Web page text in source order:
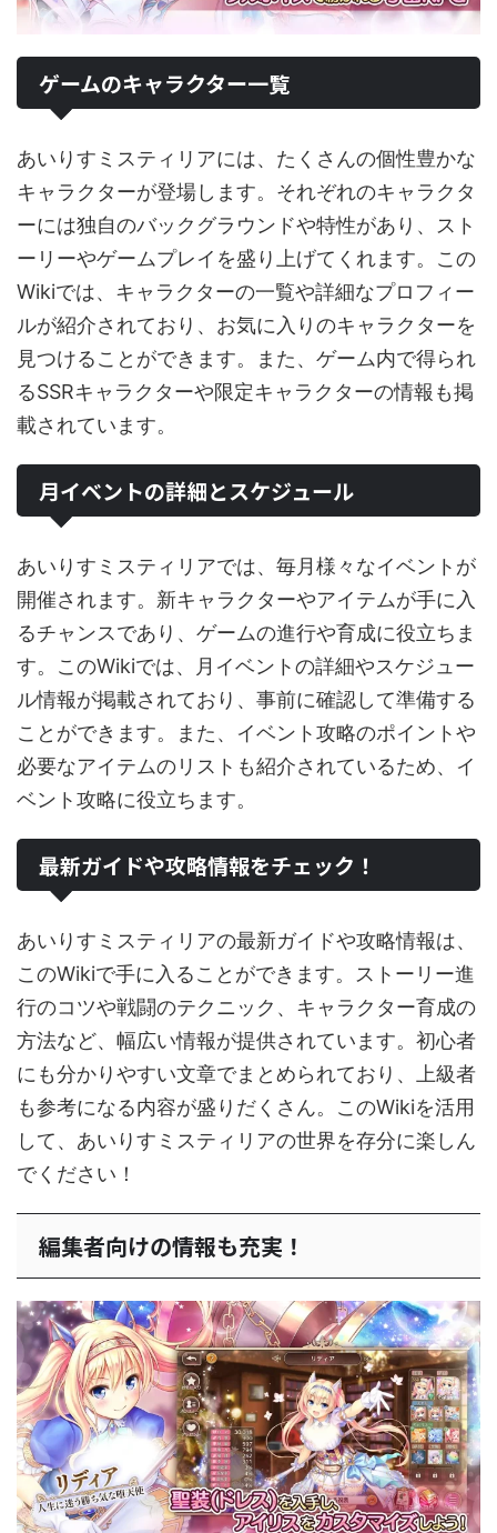
ゲームのキャラクター一覧
あいりすミスティリアには、たくさんの個性豊かな
キャラクターが登場します。それぞれのキャラクタ
ーには独自のバックグラウンドや特性があり、スト
ーリーやゲームプレイを盛り上げてくれます。この
Wikiでは、キャラクターの一覧や詳細なプロフィー
ルが紹介されており、お気に入りのキャラクターを
見つけることができます。また、ゲーム内で得られ
るSSRキャラクターや限定キャラクターの情報も掲
載されています。
月イベントの詳細とスケジュール
あいりすミスティリアでは、毎月様々なイベントが
開催されます。新キャラクターやアイテムが手に入
るチャンスであり、ゲームの進行や育成に役立ちま
す。このWikiでは、月イベントの詳細やスケジュー
ル情報が掲載されており、事前に確認して準備する
ことができます。また、イベント攻略のポイントや
必要なアイテムのリストも紹介されているため、イ
ベント攻略に役立ちます。
最新ガイドや攻略情報をチェック！
あいりすミスティリアの最新ガイドや攻略情報は、
このWikiで手に入ることができます。ストーリー進
行のコツや戦闘のテクニック、キャラクター育成の
方法など、幅広い情報が提供されています。初心者
にも分かりやすい文章でまとめられており、上級者
も参考になる内容が盛りだくさん。このWikiを活用
して、あいりすミスティリアの世界を存分に楽しん
でください！
編集者向けの情報も充実！